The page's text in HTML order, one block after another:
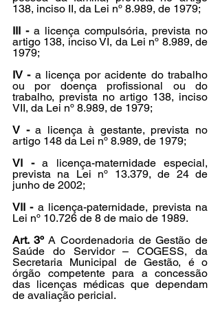
138, inciso II, da Lei nº 8.989, de 1979;
III - a licença compulsória, prevista no
artigo 138, inciso VI, da Lei nº 8.989, de
1979;
IV - a licença por acidente do trabalho
ou por doença profissional ou do
trabalho, prevista no artigo 138, inciso
VII, da Lei nº 8.989, de 1979;
V - a licença à gestante, prevista no
artigo 148 da Lei nº 8.989, de 1979;
VI - a licença-maternidade especial,
prevista na Lei nº 13.379, de 24 de
junho de 2002;
VII - a licença-paternidade, prevista na
Lei nº 10.726 de 8 de maio de 1989.
Art. 3º A Coordenadoria de Gestão de
Saúde do Servidor – COGESS, da
Secretaria Municipal de Gestão, é o
órgão competente para a concessão
das licenças médicas que dependam
de avaliação pericial.